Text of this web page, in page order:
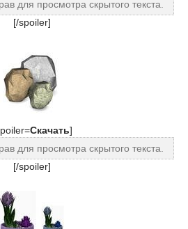
для просмотра скрытого текста.
[/spoiler]
Cкачать]
для просмотра скрытого текста.
[/spoiler]